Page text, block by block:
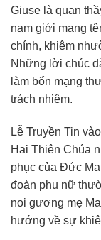
Giuse là quan
nam giới mang
chính, khiêm
Những lời chúc
làm bổn mạng
trách nhiệm.
Lễ Truyền Tin
Hai Thiên Chúa
phục của Đức
đoàn phụ nữ
noi gương mẹ
hướng về sự